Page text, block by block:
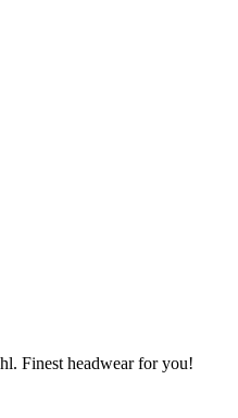
Finest headwear for you!